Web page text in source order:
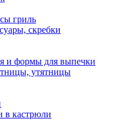
гриль
скребки
и формы для выпечки
утятницы
в кастрюли